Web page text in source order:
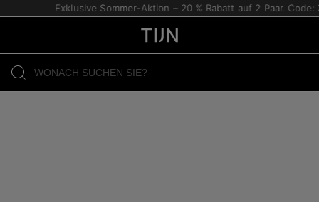
Exklusive Sommer-Aktion – 20 % Rabatt auf 2 Paar. Code: